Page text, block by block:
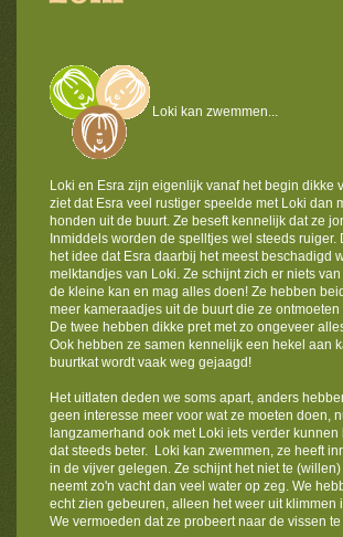
Loki kan zwemmen...
Loki en Esra zijn eigenlijk vanaf het begin dikke
ziet dat Esra veel rustiger speelde met Loki dan
honden uit de buurt. Ze beseft kennelijk dat ze
Inmiddels worden de spelltjes wel steeds ruiger.
het idee dat Esra daarbij het meest beschadigd
melktandjes van Loki. Ze schijnt zich er niets
de kleine kan en mag alles doen! Ze hebben
meer kameraadjes uit de buurt die ze
De twee hebben dikke pret met zo ongeveer
Ook hebben ze samen kennelijk een hekel aan
buurtkat wordt vaak weg gejaagd!
Het uitlaten deden we soms apart, anders
geen interesse meer voor wat ze moeten doen,
langzamerhand ook met Loki iets verder
dat steeds beter. Loki kan zwemmen, ze heeft
in de vijver gelegen. Ze schijnt het niet te
neemt zo'n vacht dan veel water op zeg. We
echt zien gebeuren, alleen het weer uit klimmen
We vermoeden dat ze probeert naar de vissen